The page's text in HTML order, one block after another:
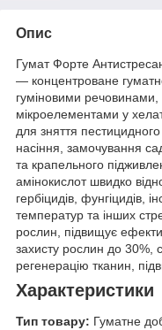
Опис
Гумат Форте
— концентроване
гуміновими
мікроелементами у
для зняття
насіння, замочування
та крапельного
амінокислот швидко
гербіцидів, фунгіцидів,
температур та інших
рослин, підвищує
захисту рослин до 30%,
регенерацію тканин,
Характеристики
Тип товару: Гуматне